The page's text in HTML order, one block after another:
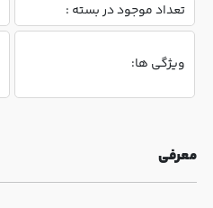
تعداد موجود در بسته :
ویژگی ها:
معرفی